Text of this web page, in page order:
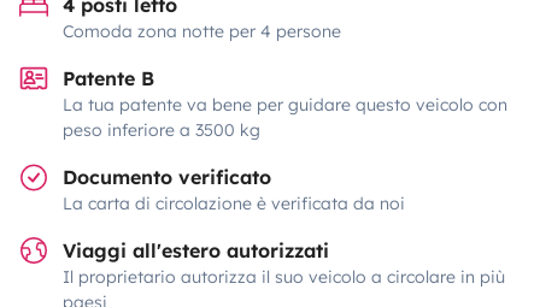
4 posti letto
Comoda zona notte per 4 persone
Patente B
La tua patente va bene per guidare questo veicolo con
peso inferiore a 3500 kg
Documento verificato
La carta di circolazione è verificata da noi
Viaggi all'estero autorizzati
Il proprietario autorizza il suo veicolo a circolare in più
paesi